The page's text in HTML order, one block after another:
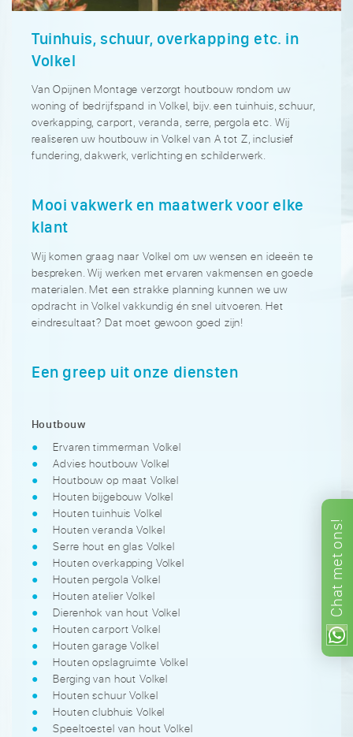
Chat
met
ons!
Tuinhuis, schuur, overkapping etc. in
Volkel
Van Opijnen Montage verzorgt houtbouw rondom uw
woning of bedrijfspand in Volkel, bijv. een tuinhuis, schuur,
overkapping, carport, veranda, serre, pergola etc. Wij
realiseren uw houtbouw in Volkel van A tot Z, inclusief
fundering, dakwerk, verlichting en schilderwerk.
Mooi vakwerk en maatwerk voor elke
klant
Wij komen graag naar Volkel om uw wensen en ideeën te
bespreken. Wij werken met ervaren vakmensen en goede
materialen. Met een strakke planning kunnen we uw
opdracht in Volkel vakkundig én snel uitvoeren. Het
eindresultaat? Dat moet gewoon goed zijn!
Een greep uit onze diensten
Houtbouw
Ervaren timmerman Volkel
Advies houtbouw Volkel
Houtbouw op maat Volkel
Houten bijgebouw Volkel
Houten tuinhuis Volkel
Houten veranda Volkel
Serre hout en glas Volkel
Houten overkapping Volkel
Houten pergola Volkel
Houten atelier Volkel
Dierenhok van hout Volkel
Houten carport Volkel
Houten garage Volkel
Houten opslagruimte Volkel
Berging van hout Volkel
Houten schuur Volkel
Houten clubhuis Volkel
Speeltoestel van hout Volkel